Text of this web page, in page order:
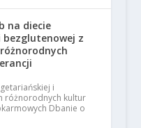
na diecie
z
i
różnorodnych kultur
Dbanie o